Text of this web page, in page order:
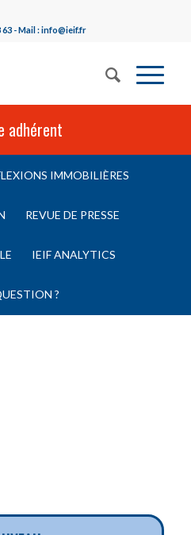
63 - Mail : info@ieif.fr
adhérent
IMMOBILIÈRES
REVUE DE PRESSE
IEIF ANALYTICS
?